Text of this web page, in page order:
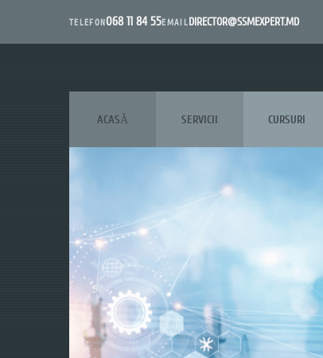
TELEFON068 11 84 55EMAILDIRECTOR@SSMEXPERT.MD
ACASĂ SERVICII CURSURI